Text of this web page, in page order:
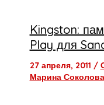
Kingston:
Play для
27 апреля, 2011 /
Марина Соколова